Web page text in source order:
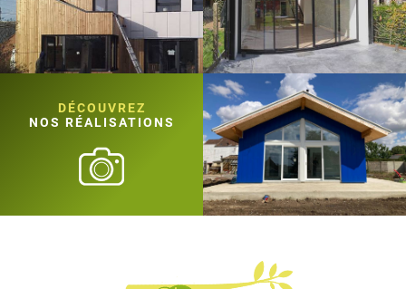
DÉCOUVREZ
NOS RÉALISATIONS